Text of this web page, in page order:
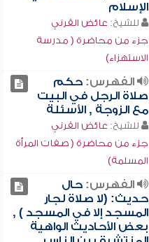
الإسلام
للشيخ: عائض القرني
جزء من محاضرة ( مدرسة
الاستهزاء)
الفهرس:حكم
صلاة الرجل في البيت
مع الزوجة , الأسئلة
للشيخ: عائض القرني
جزء من محاضرة ( صفات المرأة
المسلمة)
الفهرس:حال
حديث: (لا صلاة لجار
المسجد إلا في المسجد ) ,
بعض الأحاديث الواهية